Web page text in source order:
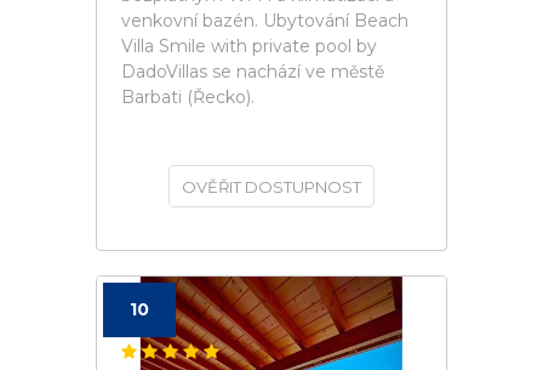
venkovní bazén. Ubytování Beach
Villa Smile with private pool by
DadoVillas se nachází ve městě
Barbati (Řecko).
OVĚŘIT DOSTUPNOST
10